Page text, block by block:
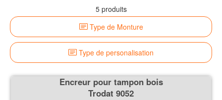
5 produits
Type de Monture
Type de personalisation
Encreur pour tampon bois
Trodat 9052